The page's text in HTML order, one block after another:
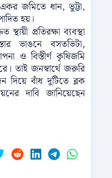
জমিতে ধান, ভুট্টা,
হয়।
প্রতিরক্ষা ব্যবস্থা
ভাঙনে বসতভিটা,
ও বিস্তীর্ণ কৃষিজমি
তাই জনস্বার্থে জরুরি
দিয়ে বাঁধ দুটিতে ব্লক
দাবি জানিয়েছেন